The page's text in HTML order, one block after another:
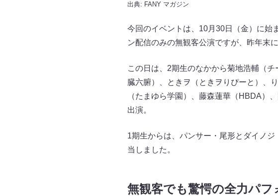
出典: FANY マガジン
今回のイベントは、10月30日（金）に始
ン配信のみの無観客公演ですが、昨年末
この日は、2期生のなかから菊地浩輔（
臓六腑）、ときヲ（ときヲりぴーと）、
（たまゆら学園）、藤森蓮華（HBDA）
出演。
1期生からは、パンサー・尾形とダイノ
当しました。
無観客でも驚愕の全力パフ